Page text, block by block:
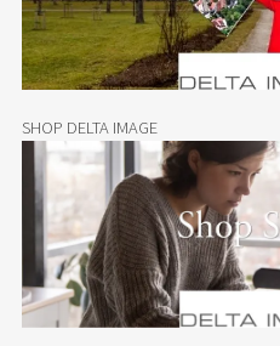
SHOP DELTA IMAGE